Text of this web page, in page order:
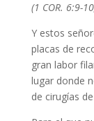
(1 COR. 6:9-
Y estos
placas de
gran labor
lugar donde
de cirugías